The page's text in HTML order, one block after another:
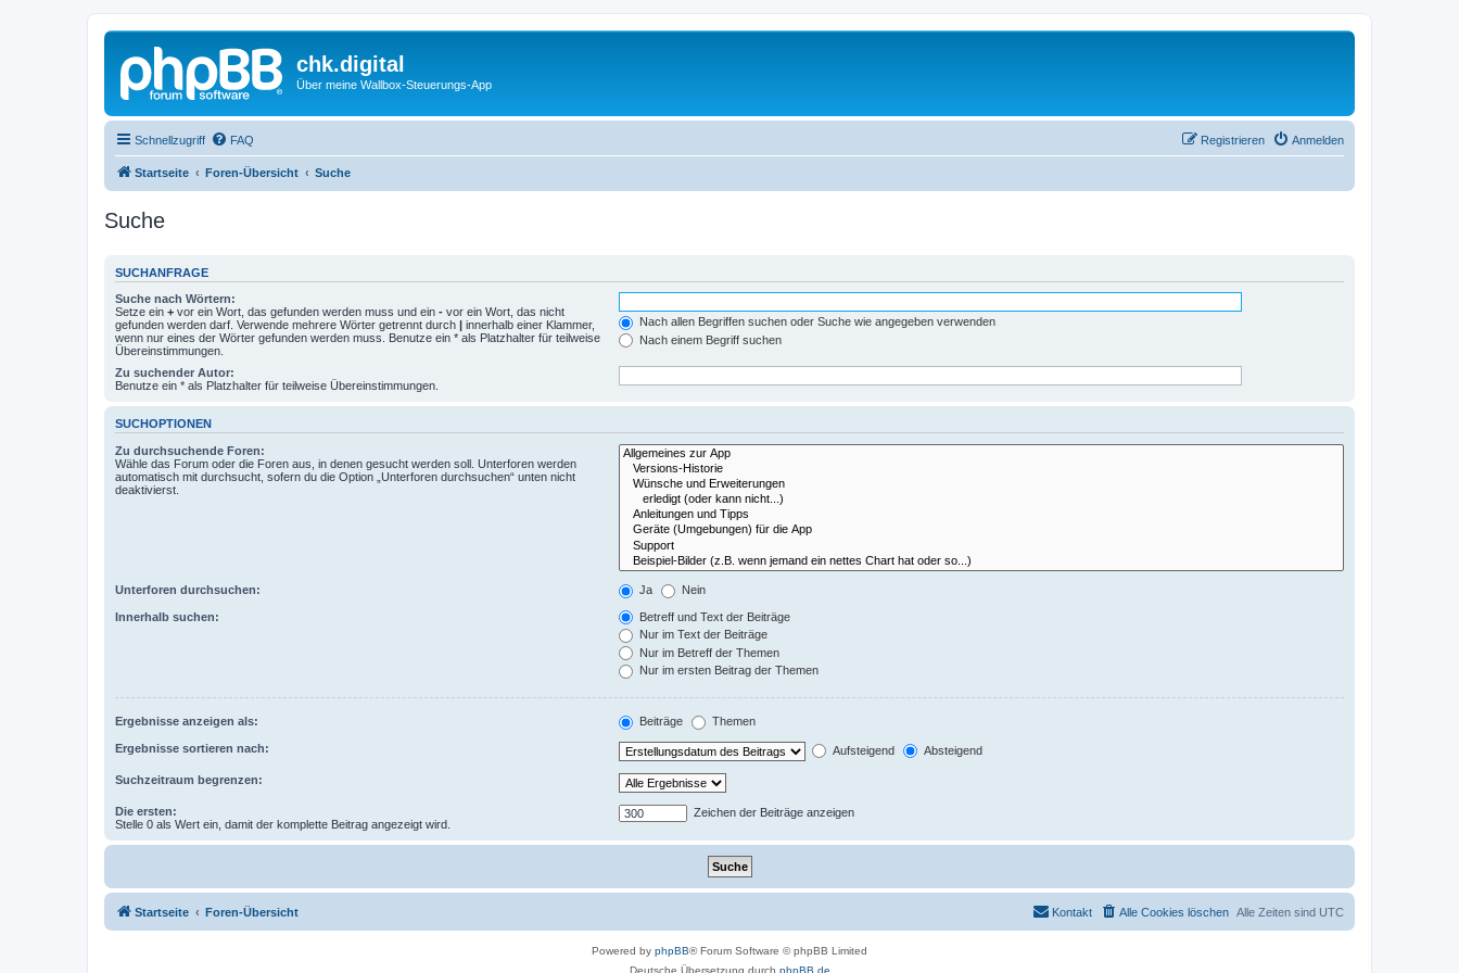
chk.digital
Über meine Wallbox-Steuerungs-App
Schnellzugriff FAQ Anmelden
Registrieren
Startseite Foren-Übersicht Suche
Suche
SUCHANFRAGE
Suche nach Wörtern:
Setze ein + vor ein Wort, das gefunden werden muss und ein - vor ein Wort, das nicht
gefunden werden darf. Verwende mehrere Wörter getrennt durch | innerhalb einer Klammer,
wenn nur eines der Wörter gefunden werden muss. Benutze ein * als Platzhalter für teilweise
Übereinstimmungen.
Nach allen Begriffen suchen oder Suche wie angegeben verwenden
Nach einem Begriff suchen
Zu suchender Autor:
Benutze ein * als Platzhalter für teilweise Übereinstimmungen.
SUCHOPTIONEN
Zu durchsuchende Foren:
Wähle das Forum oder die Foren aus, in denen gesucht werden soll. Unterforen werden
automatisch mit durchsucht, sofern du die Option „Unterforen durchsuchen“ unten nicht
deaktivierst.
Unterforen durchsuchen: Ja Nein
Innerhalb suchen:
Betreff und Text der Beiträge
Nur im Text der Beiträge
Nur im Betreff der Themen
Nur im ersten Beitrag der Themen
Ergebnisse anzeigen als: Beiträge Themen
Ergebnisse sortieren nach: Aufsteigend Absteigend
Suchzeitraum begrenzen:
Die ersten:
Stelle 0 als Wert ein, damit der komplette Beitrag angezeigt wird.
Zeichen der Beiträge anzeigen
Startseite Foren-Übersicht Alle Zeiten sind UTC
Alle Cookies löschen
Kontakt
Powered by phpBB® Forum Software © phpBB Limited
Deutsche Übersetzung durch phpBB.de